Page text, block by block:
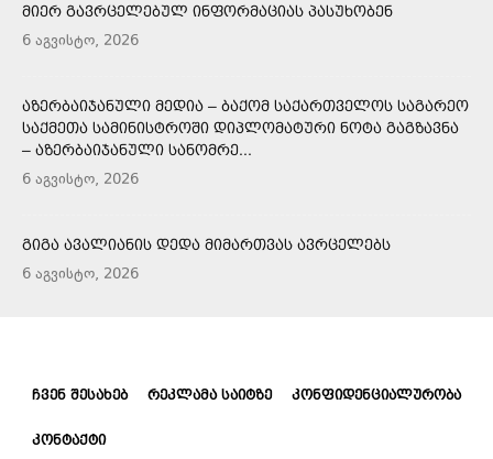
ᲛᲘᲔᲠ ᲒᲐᲕᲠᲪᲔᲚᲔᲑᲣᲚ ᲘᲜᲤᲝᲠᲛᲐᲪᲘᲐᲡ ᲞᲐᲡᲣᲮᲝᲑᲔᲜ
6 აგვისტო, 2026
ᲐᲖᲔᲠᲑᲐᲘᲯᲐᲜᲣᲚᲘ ᲛᲔᲓᲘᲐ – ᲑᲐᲥᲝᲛ ᲡᲐᲥᲐᲠᲗᲕᲔᲚᲝᲡ ᲡᲐᲒᲐᲠᲔᲝ
ᲡᲐᲥᲛᲔᲗᲐ ᲡᲐᲛᲘᲜᲘᲡᲢᲠᲝᲨᲘ ᲓᲘᲞᲚᲝᲛᲐᲢᲣᲠᲘ ᲜᲝᲢᲐ ᲒᲐᲒᲖᲐᲕᲜᲐ
– ᲐᲖᲔᲠᲑᲐᲘᲯᲐᲜᲣᲚᲘ ᲡᲐᲜᲝᲛᲠᲔ...
6 აგვისტო, 2026
ᲒᲘᲒᲐ ᲐᲕᲐᲚᲘᲐᲜᲘᲡ ᲓᲔᲓᲐ ᲛᲘᲛᲐᲠᲗᲕᲐᲡ ᲐᲕᲠᲪᲔᲚᲔᲑᲡ
6 აგვისტო, 2026
ᲩᲕᲔᲜ ᲨᲔᲡᲐᲮᲔᲑ ᲠᲔᲙᲚᲐᲛᲐ ᲡᲐᲘᲢᲖᲔ ᲙᲝᲜᲤᲘᲓᲔᲜᲪᲘᲐᲚᲣᲠᲝᲑᲐ
ᲙᲝᲜᲢᲐᲥᲢᲘ